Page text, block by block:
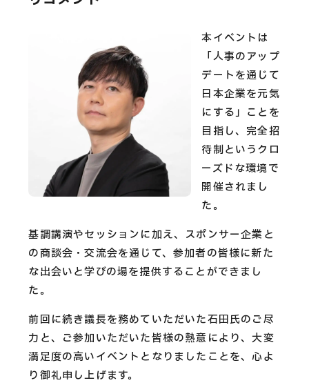
本イベントは
「人事のアップ
デートを通じて
日本企業を元気
にする」ことを
目指し、完全招
待制というクロ
ーズドな環境で
開催されまし
た。
基調講演やセッションに加え、スポンサー企業と
の商談会・交流会を通じて、参加者の皆様に新た
な出会いと学びの場を提供することができまし
た。
前回に続き議長を務めていただいた石田氏のご尽
力と、ご参加いただいた皆様の熱意により、大変
満足度の高いイベントとなりましたことを、心よ
り御礼申し上げます。